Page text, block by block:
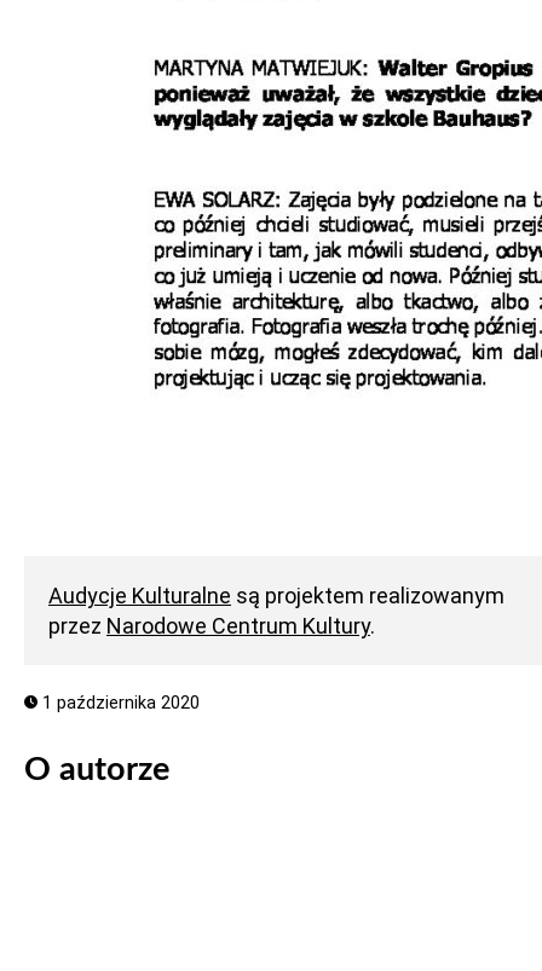
Audycje Kulturalne są projektem realizowanym
przez Narodowe Centrum Kultury.
1 października 2020
O autorze